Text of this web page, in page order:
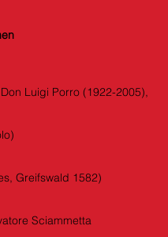
Luigi Porro (1922-2005),
Greifswald 1582)
Sciammetta